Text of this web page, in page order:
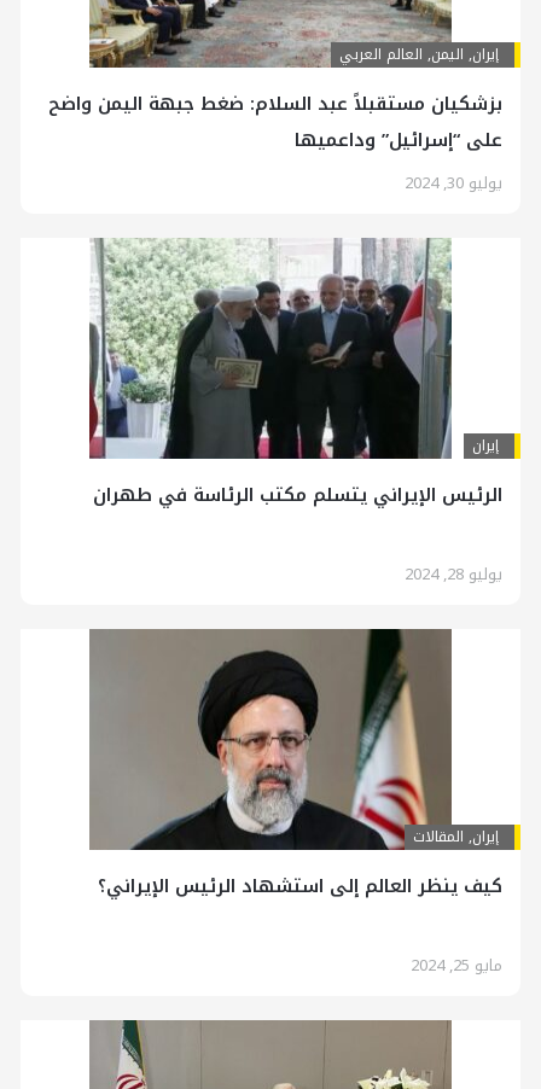
إيران, اليمن, العالم العربي
بزشكيان مستقبلاً عبد السلام: ضغط جبهة اليمن واضح
على “إسرائيل” وداعميها
يوليو 30, 2024
إيران
الرئيس الإيراني يتسلم مكتب الرئاسة في طهران
يوليو 28, 2024
إيران, المقالات
كيف ينظر العالم إلى استشهاد الرئيس الإيراني؟
مايو 25, 2024